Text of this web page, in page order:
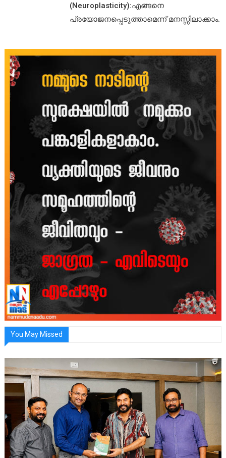
(Neuroplasticity):എങ്ങനെ
പ്രയോജനപ്പെടുത്താമെന്ന് മനസ്സിലാക്കാം.
You May Missed